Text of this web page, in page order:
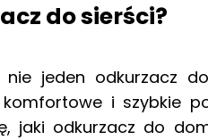
do sierści?
jeden odkurzacz
i szybkie
jaki odkurzacz do